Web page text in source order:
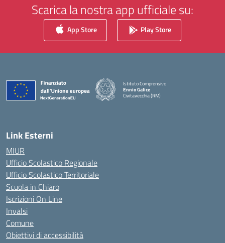
Scarica la nostra app ufficiale su:
App Store Play Store
Istituto Comprensivo
Ennio Galice
Civitavecchia (RM)
Link Esterni
MIUR
Ufficio Scolastico Regionale
Ufficio Scolastico Territoriale
Scuola in Chiaro
Iscrizioni On Line
Invalsi
Comune
Obiettivi di accessibilità